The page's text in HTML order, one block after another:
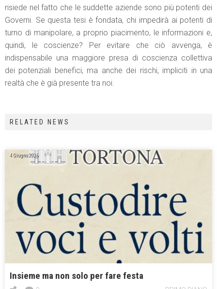
risiede nel fatto che le suddette aziende sono più potenti dei
Governi. Se questa tesi è fondata, chi impedirà ai potenti di
turno di manipolare, a proprio piacimento, le informazioni e,
quindi, le coscienze? Per evitare che ciò avvenga, è
indispensabile una maggiore presa di coscienza collettiva
dei potenziali benefici, ma anche dei rischi, impliciti in una
realtà che è già presente tra noi.
RELATED NEWS
4 Giugno 2026
Insieme ma non solo per fare festa